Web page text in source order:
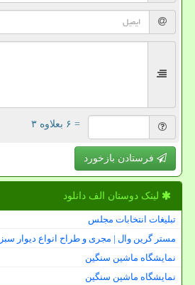
= ۶ بعلاوه ۳
فرستادن بازخورد
لینک دوستان الف دانلود
تبلیغات انتخابات مجلس
مستر گرین وال | مجری و طراح انواع دیوار سبز
نمایشگاه ماشین سنگین
نمایشگاه ماشین سنگین